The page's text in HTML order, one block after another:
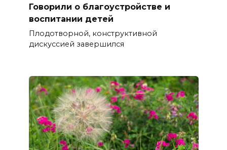
Говорили о благоустройстве и
воспитании детей
Плодотворной, конструктивной
дискуссией завершился